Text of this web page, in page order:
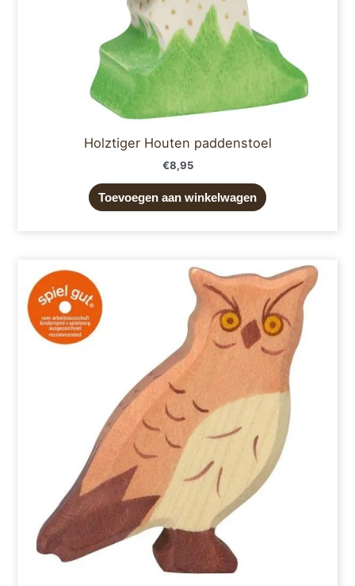
Holztiger Houten paddenstoel
€8,95
Toevoegen aan winkelwagen